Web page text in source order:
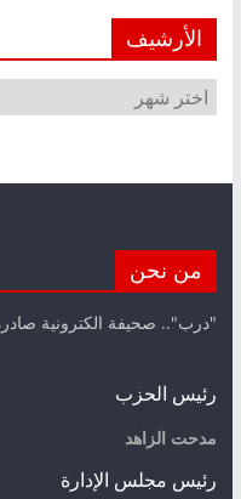
الأرشيف
الأرشيف
من نحن
"درب".. صحيفة الكترونية
رئيس الحزب
مدحت الزاهد
رئيس مجلس الإدارة